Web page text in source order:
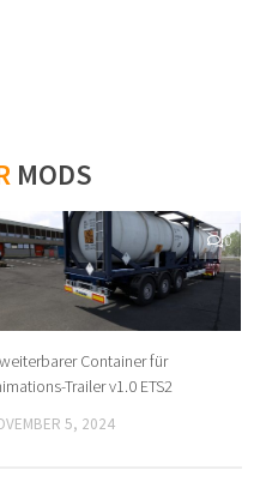
MODS
0
Container für
Trailer v1.0 ETS2
5, 2024